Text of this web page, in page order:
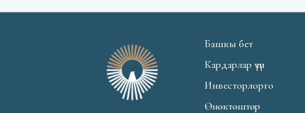
Башкы бет
Кардарлар үчүн
Инвесторлорго
Өнөктөштөр